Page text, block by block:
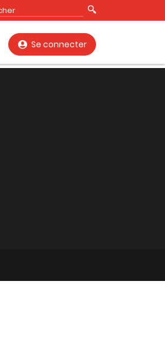
Se connecter